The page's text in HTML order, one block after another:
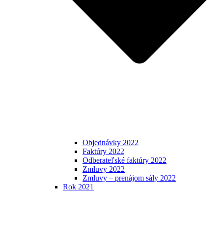
Objednávky 2022
Faktúry 2022
Odberateľské faktúry 2022
Zmluvy 2022
Zmluvy – prenájom sály 2022
Rok 2021